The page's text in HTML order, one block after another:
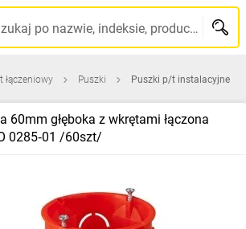
Szukaj po nazwie, indeksie, producencie, kodzie kreskowym...
łączeniowy Puszki Puszki p/t instalacyjne
60mm głęboka z wkrętami łączona
0285‑01 /60szt/